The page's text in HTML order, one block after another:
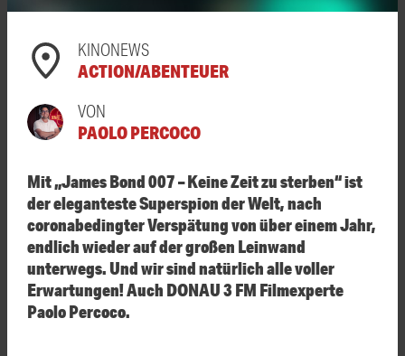
KINONEWS
ACTION/ABENTEUER
VON
PAOLO PERCOCO
Mit „James Bond 007 – Keine Zeit zu sterben“ ist
der eleganteste Superspion der Welt, nach
coronabedingter Verspätung von über einem Jahr,
endlich wieder auf der großen Leinwand
unterwegs. Und wir sind natürlich alle voller
Erwartungen! Auch DONAU 3 FM Filmexperte
Paolo Percoco.